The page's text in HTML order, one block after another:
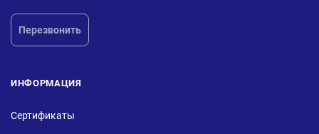
Перезвонить
ИНФОРМАЦИЯ
Сертификаты